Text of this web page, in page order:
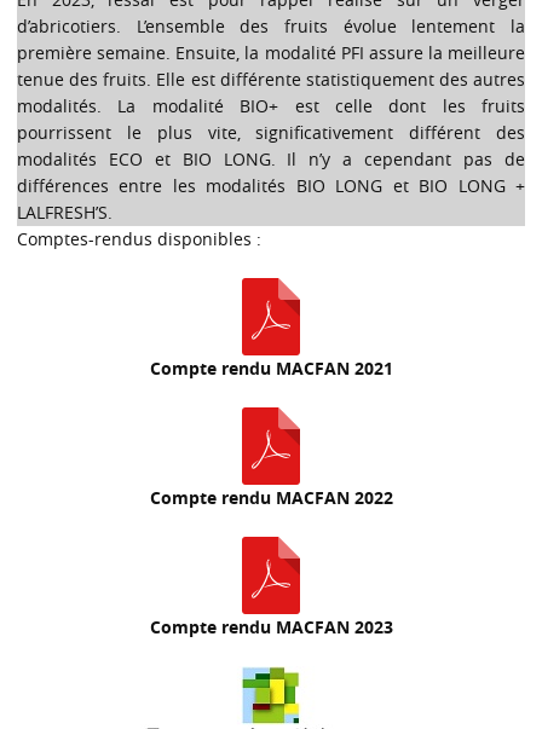
d’abricotiers. L’ensemble des fruits évolue lentement la
première semaine. Ensuite, la modalité PFI assure la meilleure
tenue des fruits. Elle est différente statistiquement des autres
modalités. La modalité BIO+ est celle dont les fruits
pourrissent le plus vite, significativement différent des
modalités ECO et BIO LONG. Il n’y a cependant pas de
différences entre les modalités BIO LONG et BIO LONG +
LALFRESH’S.
Comptes-rendus disponibles :
Compte rendu MACFAN 2021
Compte rendu MACFAN 2022
Compte rendu MACFAN 2023